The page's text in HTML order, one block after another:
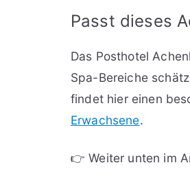
Passt dieses
Das Posthotel
Spa-Bereiche
findet hier einen
Erwachsene.
👉 Weiter unten im